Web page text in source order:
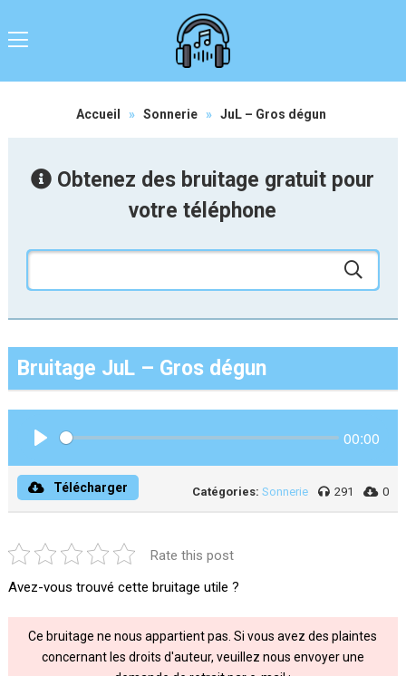
Accueil » Sonnerie » JuL – Gros dégun
Obtenez des bruitage gratuit pour
votre téléphone
Bruitage JuL – Gros dégun
00:00
Télécharger Catégories: Sonnerie 291 0
Rate this post
Avez-vous trouvé cette bruitage utile ?
Ce bruitage ne nous appartient pas. Si vous avez des plaintes
concernant les droits d'auteur, veuillez nous envoyer une